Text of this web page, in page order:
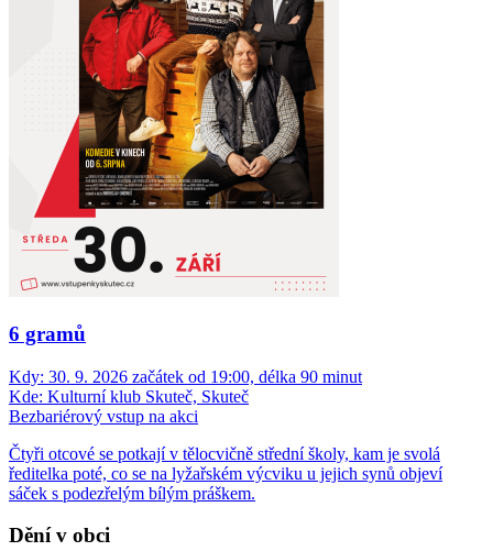
6 gramů
Kdy: 30. 9. 2026 začátek od 19:00, délka 90 minut
Kde: Kulturní klub Skuteč, Skuteč
Bezbariérový vstup na akci
Čtyři otcové se potkají v tělocvičně střední školy, kam je svolá
ředitelka poté, co se na lyžařském výcviku u jejich synů objeví
sáček s podezřelým bílým práškem.
Dění v obci